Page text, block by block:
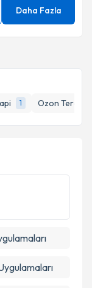
1 Ozon Terapisi
Daha Fazla